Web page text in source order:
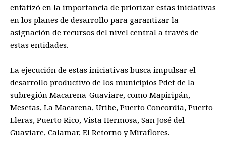
enfatizó en la importancia de priorizar estas iniciativas
en los planes de desarrollo para garantizar la
asignación de recursos del nivel central a través de
estas entidades.
La ejecución de estas iniciativas busca impulsar el
desarrollo productivo de los municipios Pdet de la
subregión Macarena-Guaviare, como Mapiripán,
Mesetas, La Macarena, Uribe, Puerto Concordia, Puerto
Lleras, Puerto Rico, Vista Hermosa, San José del
Guaviare, Calamar, El Retorno y Miraflores.